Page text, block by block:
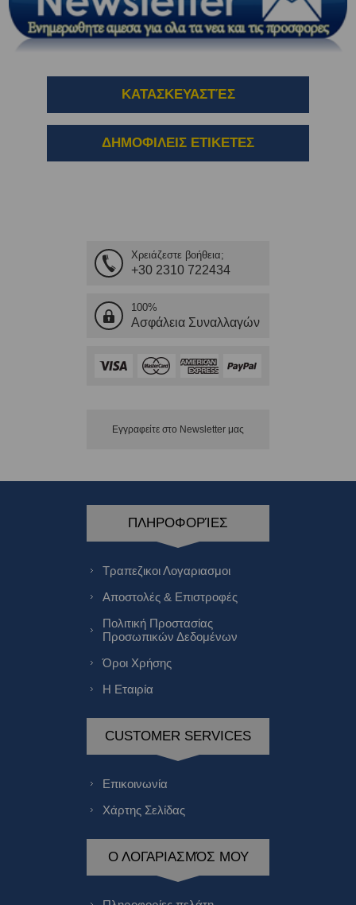
ΚΑΤΑΣΚΕΥΑΣΤΈΣ
ΔΗΜΟΦΙΛΕΙΣ ΕΤΙΚΕΤΕΣ
Χρειάζεστε βοήθεια;
+30 2310 722434
100%
Ασφάλεια Συναλλαγών
Εγγραφείτε στο Νewsletter μας
ΠΛΗΡΟΦΟΡΊΕΣ
Τραπεζικοι Λογαριασμοι
Αποστολές & Επιστροφές
Πολιτική Προστασίας
Προσωπικών Δεδομένων
Όροι Χρήσης
Η Εταιρία
CUSTOMER SERVICES
Επικοινωνία
Χάρτης Σελίδας
Ο ΛΟΓΑΡΙΑΣΜΌΣ ΜΟΥ